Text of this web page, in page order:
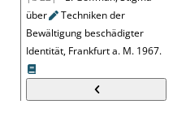
über
Techniken der
Bewältigung beschädigter
Identität, Frankfurta. M. 1967.